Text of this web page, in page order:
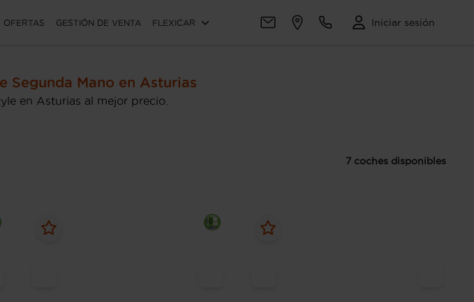
OFERTAS GESTIÓN DE VENTA FLEXICAR Iniciar sesión
Segunda Mano en Asturias
en Asturias al mejor precio.
7 coches disponibles